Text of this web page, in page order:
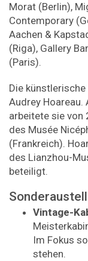
Morat (Berlin),
Contemporary
Aachen &
(Riga), Gallery
(Paris).
Die
Audrey
arbeitete sie von
des Musée
(Frankreich).
des Lianzhou-
beteiligt.
Vintage-
Im Fokus
stehen.